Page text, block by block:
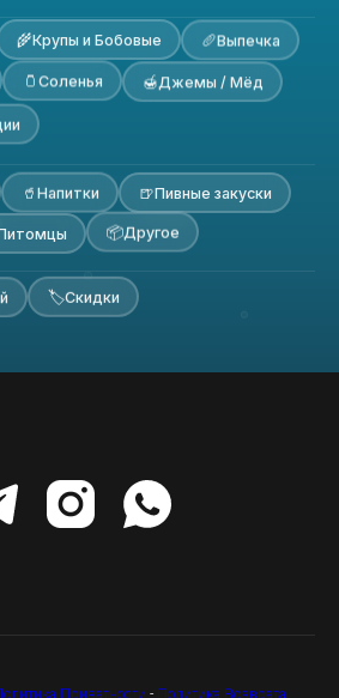
🌾Крупы и Бобовые 🥖Выпечка
🫙 Соленья 🍯Джемы / Мёд
🥤 Напитки 🍺Пивные закуски
📦Другое
🏷Скидки
Приватности - Политика Возврата